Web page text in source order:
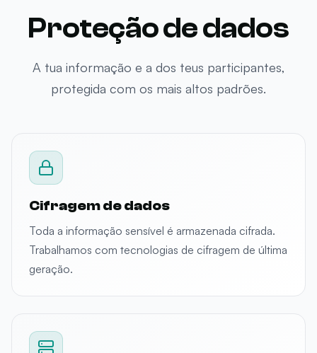
Proteção de dados
A tua informação e a dos teus participantes,
protegida com os mais altos padrões.
Cifragem de dados
Toda a informação sensível é armazenada cifrada.
Trabalhamos com tecnologias de cifragem de última
geração.